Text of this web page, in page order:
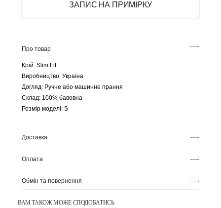
ЗАПИС НА ПРИМІРКУ
Про товар
Крій: Slim Fit
Виробництво: Україна
Догляд: Ручне або машинне прання
Склад: 100% бавовна
Розмір моделі: S
Доставка
Оплата
Обмін та повернення
ВАМ ТАКОЖ МОЖЕ СПОДОБАТИСЬ